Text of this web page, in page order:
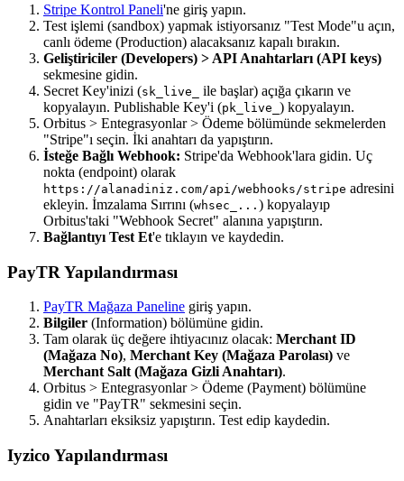
Stripe Kontrol Paneli'ne giriş yapın.
Test işlemi (sandbox) yapmak istiyorsanız "Test Mode"u açın,
canlı ödeme (Production) alacaksanız kapalı bırakın.
Geliştiriciler (Developers) > API Anahtarları (API keys)
sekmesine gidin.
Secret Key'inizi (sk_live_
ile başlar) açığa çıkarın ve
kopyalayın. Publishable Key'i (pk_live_ ) kopyalayın.
Orbitus > Entegrasyonlar > Ödeme bölümünde sekmelerden
"Stripe"ı seçin. İki anahtarı da yapıştırın.
İsteğe Bağlı Webhook: Stripe'da Webhook'lara gidin. Uç
nokta (endpoint) olarak
https://alanadiniz.com/api/webhooks/stripe adresini
ekleyin. İmzalama Sırrını (whsec_... ) kopyalayıp
Orbitus'taki "Webhook Secret" alanına yapıştırın.
Bağlantıyı Test Et'e tıklayın ve kaydedin.
PayTR Yapılandırması
PayTR Mağaza Paneline giriş yapın.
Bilgiler (Information) bölümüne gidin.
Tam olarak üç değere ihtiyacınız olacak: Merchant ID
(Mağaza No), Merchant Key (Mağaza Parolası) ve
Merchant Salt (Mağaza Gizli Anahtarı).
Orbitus > Entegrasyonlar > Ödeme (Payment) bölümüne
gidin ve "PayTR" sekmesini seçin.
Anahtarları eksiksiz yapıştırın. Test edip kaydedin.
Iyzico Yapılandırması